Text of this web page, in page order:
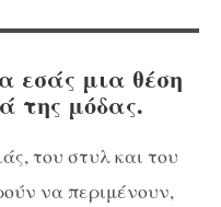
εσάς μια θέση
της μόδας.
του στυλ και του
να περιμένουν,